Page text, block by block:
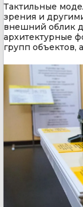
Тактильные
зрения и
внешний облик
архитектурные
групп объектов,